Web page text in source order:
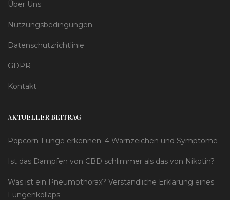
Über Uns
Nutzungsbedingungen
Datenschutzrichtlinie
GDPR
Kontakt
AKTUELLER BEITRAG
Popcorn-Lunge erkennen: 4 Warnzeichen und Symptome
Ist das Dampfen von CBD schlimmer als das von Nikotin?
Was ist ein Pneumothorax? Verständliche Erklärung eines
Lungenkollaps